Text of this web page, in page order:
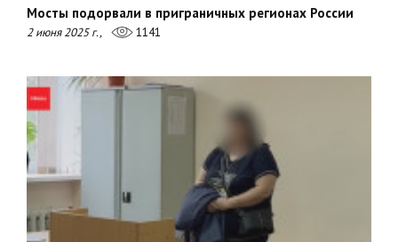
Мосты подорвали в приграничных регионах России
2 июня 2025 г., 1141